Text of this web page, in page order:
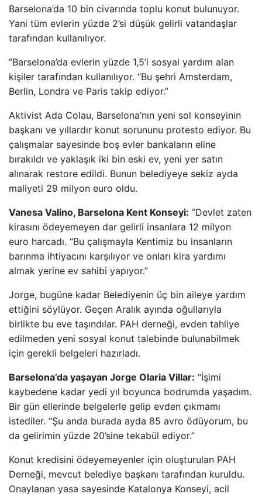
Barselona’da 10 bin civarında toplu konut bulunuyor.
Yani tüm evlerin yüzde 2’si düşük gelirli vatandaşlar
tarafından kullanılıyor.
”Barselona’da evlerin yüzde 1,5’i sosyal yardım alan
kişiler tarafından kullanılıyor. “Bu şehri Amsterdam,
Berlin, Londra ve Paris takip ediyor.”
Aktivist Ada Colau, Barselona’nın yeni sol konseyinin
başkanı ve yıllardır konut sorununu protesto ediyor. Bu
çalışmalar sayesinde boş evler bankaların eline
bırakıldı ve yaklaşık iki bin eski ev, yeni yer satın
alınarak restore edildi. Bunun belediyeye sekiz ayda
maliyeti 29 milyon euro oldu.
Vanesa Valino, Barselona Kent Konseyi: ”Devlet zaten
kirasını ödeyemeyen dar gelirli insanlara 12 milyon
euro harcadı. “Bu çalışmayla Kentimiz bu insanların
barınma ihtiyacını karşılıyor ve onları kira yardımı
almak yerine ev sahibi yapıyor.”
Jorge, bugüne kadar Belediyenin üç bin aileye yardım
ettiğini söylüyor. Geçen Aralık ayında oğullarıyla
birlikte bu eve taşındılar. PAH derneği, evden tahliye
edilmeden yeni sosyal konut talebinde bulunabilmek
için gerekli belgeleri hazırladı.
Barselona’da yaşayan Jorge Olaria Villar: “İşimi
kaybedene kadar yedi yıl boyunca bodrumda yaşadım.
Bir gün ellerinde belgelerle gelip evden çıkmamı
istediler. “Şu anda burada ayda 85 avro ödüyorum, bu
da gelirimin yüzde 20’sine tekabül ediyor.”
Konut kredisini ödeyemeyenler için oluşturulan PAH
Derneği, mevcut belediye başkanı tarafından kuruldu.
Onaylanan yasa sayesinde Katalonya Konseyi, acil